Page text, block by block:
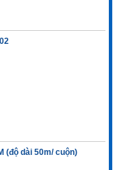
(độ dài 50m/ cuộn)